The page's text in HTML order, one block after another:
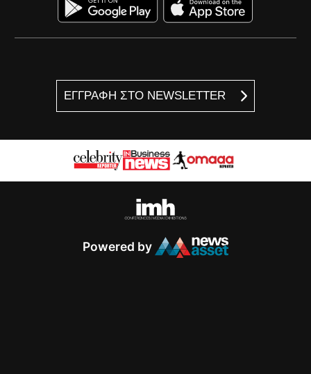
ΕΓΓΡΑΦΗ ΣΤΟ NEWSLETTER
Powered by